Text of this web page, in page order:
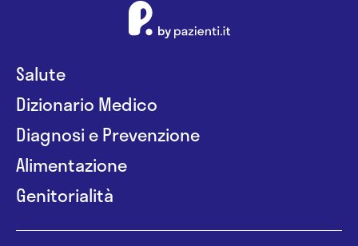
Salute
Dizionario Medico
Diagnosi e Prevenzione
Alimentazione
Genitorialità